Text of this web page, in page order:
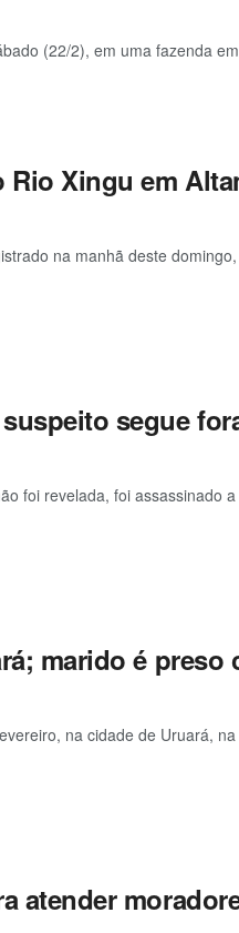
(22/2), em uma fazenda
Rio Xingu em
na manhã deste
segue
foi revelada, foi assassinado
marido é
na cidade de Uruará,
atender